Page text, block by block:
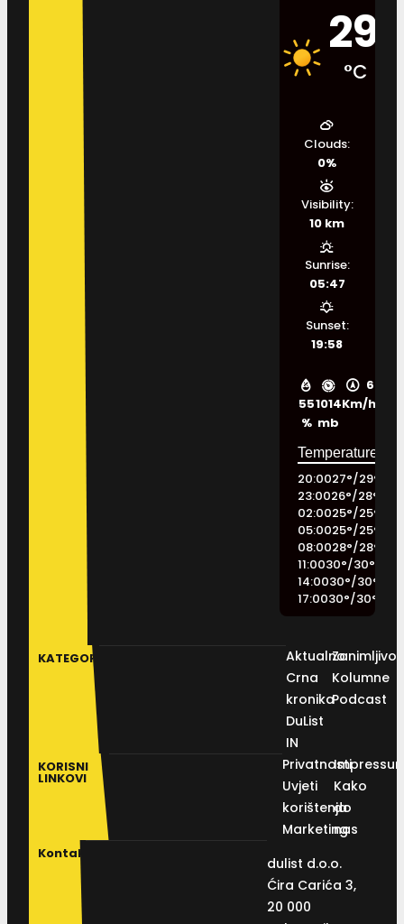
29
°C
55
%
1014
mb
6
Km/h
Clouds:
0%
Visibility:
10 km
Sunrise:
05:47
Sunset:
19:58
20:0027°/29°
23:0026°/28°
02:0025°/25°
05:0025°/25°
08:0028°/28°
11:0030°/30°
14:0030°/30°
17:0030°/30°
KATEGORIJE
Aktualno
Crna
kronika
DuList
IN
Kolumne
Podcast
KORISNI
LINKOVI
Privatnosti
Uvjeti
korištenja
Marketing
Kako
do
nas
Kontakt
dulist d.o.o.
Ćira Carića 3,
20 000